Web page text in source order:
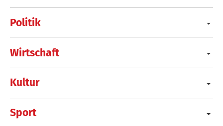
Politik
Wirtschaft
Kultur
Sport